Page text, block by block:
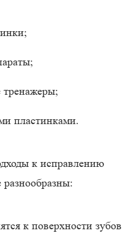
пластинками.
к исправлению
к поверхности зубов